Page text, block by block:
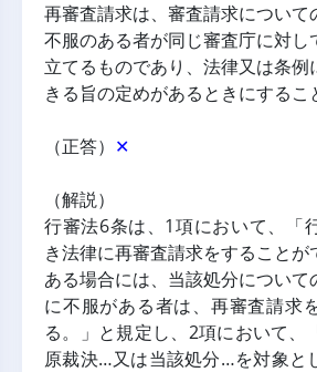
再審査請求は、審査請求について
不服のある者が同じ審査庁に対し
立てるものであり、法律又は条例
きる旨の定めがあるときにするこ
（正答） ✕
（解説）
行審法6条は、1項において、「
き法律に再審査請求をすること
ある場合には、当該処分について
に不服がある者は、再審査請求
る。」と規定し、2項において、
原裁決…又は当該処分…を対象と